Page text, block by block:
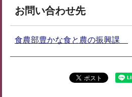
お問い合わせ先
食農部豊かな食と農の振興課